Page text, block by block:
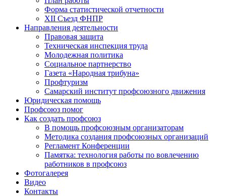
Форма статистической отчетности
XII Съезд ФНПР
Направления деятельности
Правовая защита
Техническая инспекция труда
Молодежная политика
Социальное партнерство
Газета «Народная трибуна»
Профтуризм
Самарский институт профсоюзного движения
Юридическая помощь
Профсоюз помог
Как создать профсоюз
В помощь профсоюзным организаторам
Методика создания профсоюзных организаций
Регламент Конференции
Памятка: технология работы по вовлечению
работников в профсоюз
Фотогалерея
Видео
Контакты